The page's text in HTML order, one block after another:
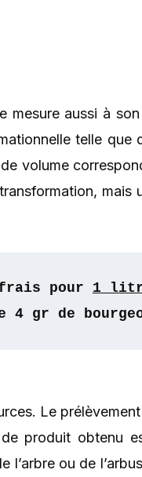
aussi à
telle
volume
frais pour 1
4 gr de
Le
produit obtenu
l’arbre ou de